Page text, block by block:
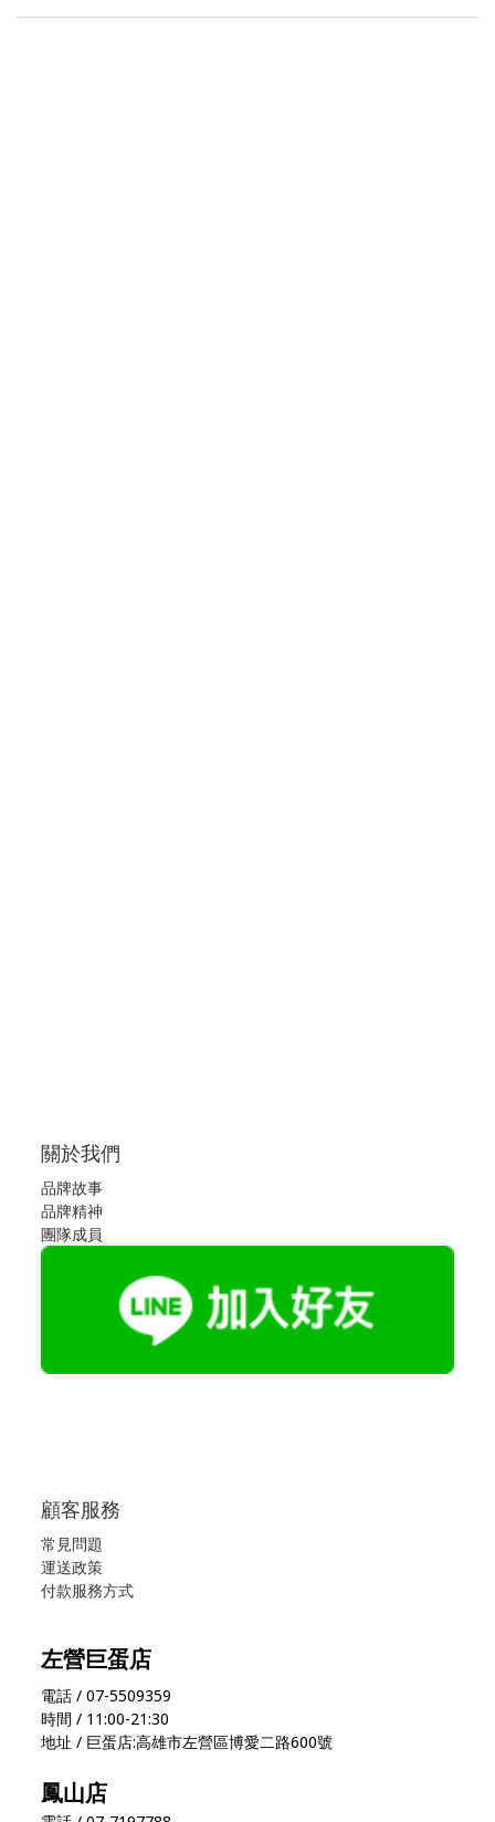
關於我們
品牌故事
品牌精神
團隊成員
顧客服務
常見問題
運送政策
付款服務方式
左營巨蛋店
電話 / 07-5509359
時間 / 11:00-21:30
地址 / 巨蛋店:高雄市左營區博愛二路600號
鳳山店